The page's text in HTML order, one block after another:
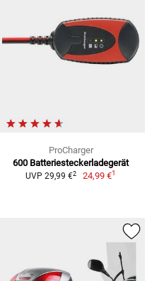
ProCharger
600 Batteriesteckerladegerät
UVP 29,99 €2 24,99 €1